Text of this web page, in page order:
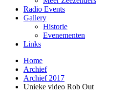
Radio Events
Gallery
Historie
Evenementen
Links
Home
Archief
Archief 2017
Unieke video Rob Out